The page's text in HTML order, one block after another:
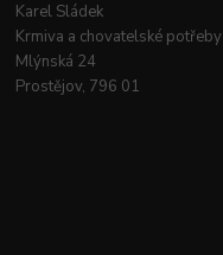
Karel Sládek
Krmiva a chovatelské potřeby
Mlýnská 24
Prostějov, 796 01